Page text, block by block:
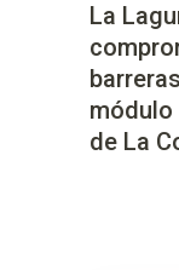
La
módulo
de La